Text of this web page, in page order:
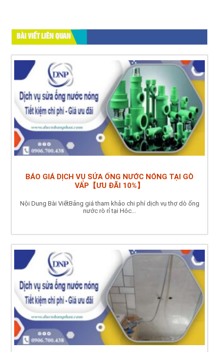
BÀI VIẾT LIÊN QUAN
BÁO GIÁ DỊCH VỤ SỬA ỐNG NƯỚC NÓNG TẠI GÒ
VẤP【ƯU ĐÃI 10%】
Nội Dung Bài ViếtBảng giá tham khảo chi phí dịch vụ thợ dò ống
nước rò rỉ tại Hóc...